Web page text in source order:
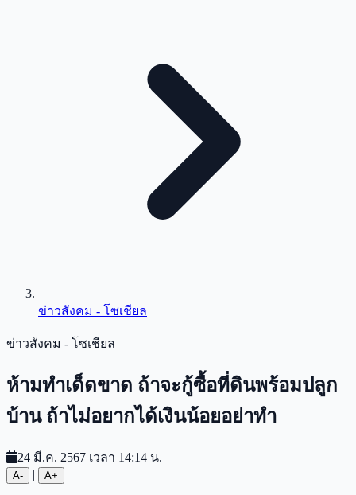
ข่าวสังคม - โซเชียล
ข่าวสังคม - โซเชียล
ห้ามทำเด็ดขาด ถ้าจะกู้ซื้อที่ดินพร้อมปลูก
บ้าน ถ้าไม่อยากได้เงินน้อยอย่าทำ
24 มี.ค. 2567 เวลา 14:14 น.
A- | A+